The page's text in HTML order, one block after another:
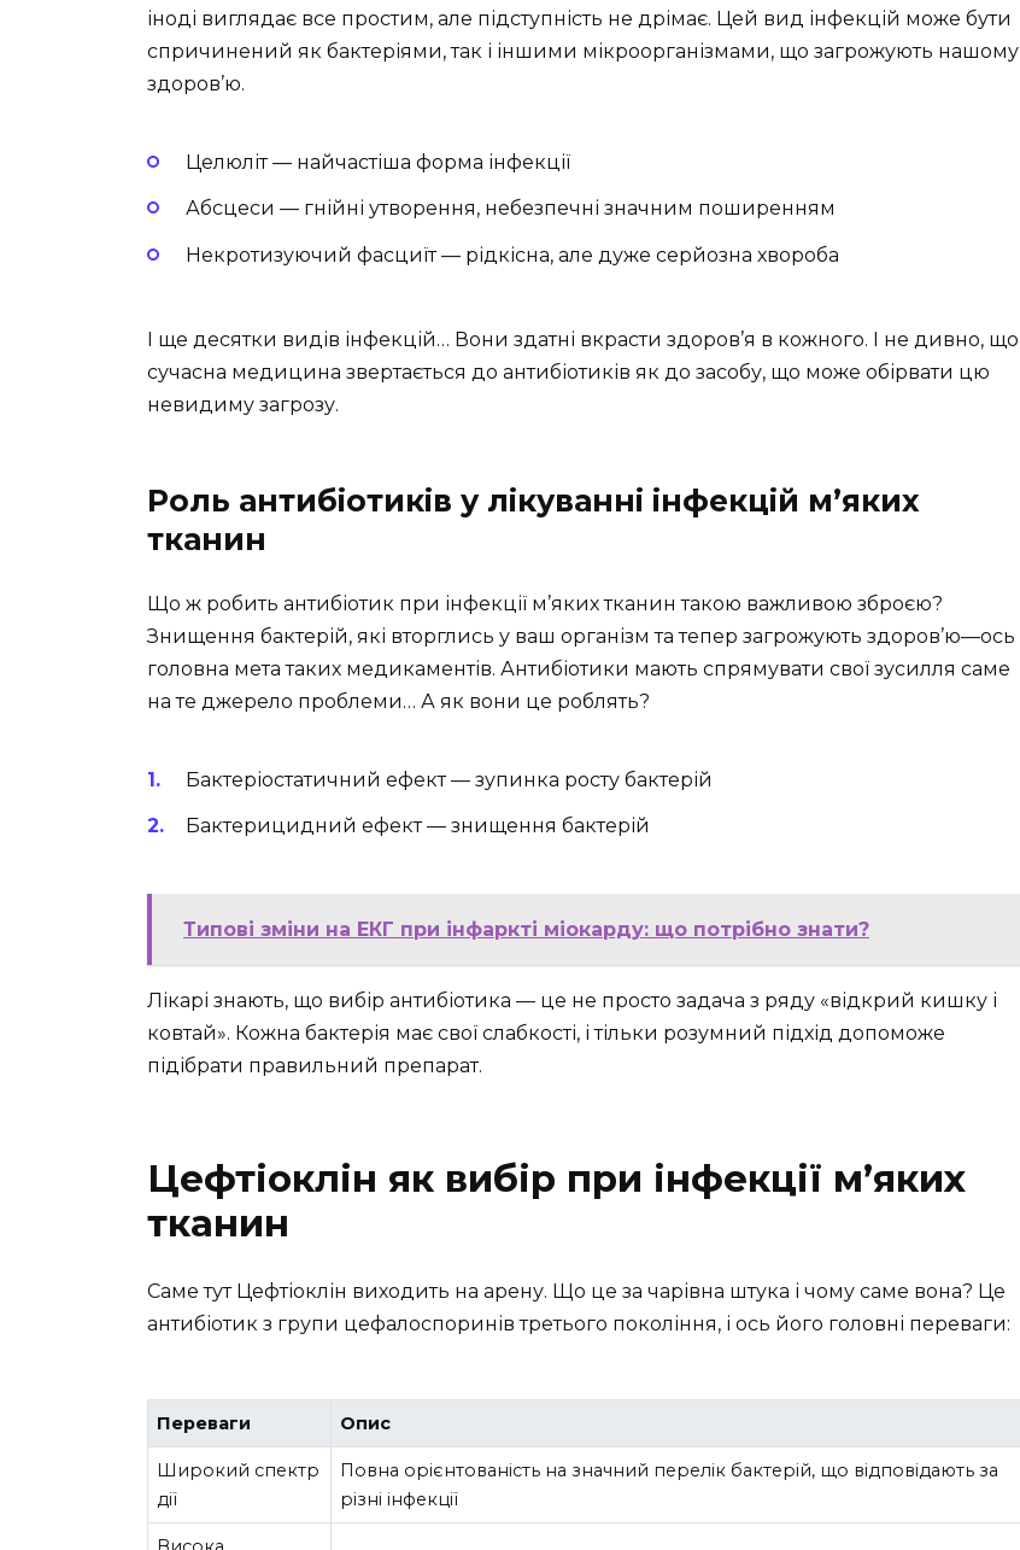
іноді виглядає все простим, але підступність не дрімає. Цей вид інфекцій може бути
спричинений як бактеріями, так і іншими мікроорганізмами, що загрожують нашому
здоров’ю.
Целюліт — найчастіша форма інфекції
Абсцеси — гнійні утворення, небезпечні значним поширенням
Некротизуючий фасциїт — рідкісна, але дуже серйозна хвороба
І ще десятки видів інфекцій… Вони здатні вкрасти здоров’я в кожного. І не дивно, що
сучасна медицина звертається до антибіотиків як до засобу, що може обірвати цю
невидиму загрозу.
Роль антибіотиків у лікуванні інфекцій м’яких
тканин
Що ж робить антибіотик при інфекції м’яких тканин такою важливою зброєю?
Знищення бактерій, які вторглись у ваш організм та тепер загрожують здоров’ю—ось
головна мета таких медикаментів. Антибіотики мають спрямувати свої зусилля саме
на те джерело проблеми… А як вони це роблять?
Бактеріостатичний ефект — зупинка росту бактерій
Бактерицидний ефект — знищення бактерій
Типові зміни на ЕКГ при інфаркті міокарду: що потрібно знати?
Лікарі знають, що вибір антибіотика — це не просто задача з ряду «відкрий кишку і
ковтай». Кожна бактерія має свої слабкості, і тільки розумний підхід допоможе
підібрати правильний препарат.
Цефтіоклін як вибір при інфекції м’яких
тканин
Саме тут Цефтіоклін виходить на арену. Що це за чарівна штука і чому саме вона? Це
антибіотик з групи цефалоспоринів третього покоління, і ось його головні переваги:
Переваги Опис
Широкий спектр
дії
Повна орієнтованість на значний перелік бактерій, що відповідають за
різні інфекції